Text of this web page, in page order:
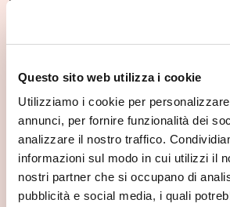
Questo sito web utilizza i cookie
Utilizziamo i cookie per
annunci, per fornire funzionalità dei
analizzare il nostro traffico.
informazioni sul modo in cui utilizzi il
nostri partner che si occupano di
pubblicità e social media, i quali